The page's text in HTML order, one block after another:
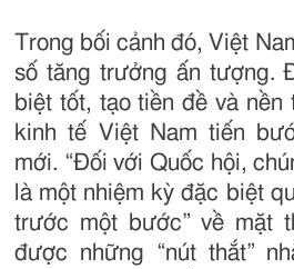
Trong bối cảnh đó, Việt
số tăng trưởng ấn tượng.
biệt tốt, tạo tiền đề và
kinh tế Việt Nam tiến
mới. “Đối với Quốc hội,
là một nhiệm kỳ đặc biệt
trước một bước” về mặt
được những “nút thắt”